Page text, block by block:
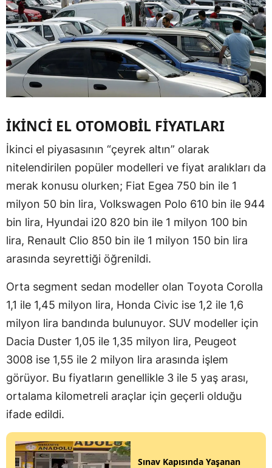
İKİNCİ EL OTOMOBİL FİYATLARI
İkinci el piyasasının “çeyrek altın” olarak
nitelendirilen popüler modelleri ve fiyat aralıkları da
merak konusu olurken; Fiat Egea 750 bin ile 1
milyon 50 bin lira, Volkswagen Polo 610 bin ile 944
bin lira, Hyundai i20 820 bin ile 1 milyon 100 bin
lira, Renault Clio 850 bin ile 1 milyon 150 bin lira
arasında seyrettiği öğrenildi.
Orta segment sedan modeller olan Toyota Corolla
1,1 ile 1,45 milyon lira, Honda Civic ise 1,2 ile 1,6
milyon lira bandında bulunuyor. SUV modeller için
Dacia Duster 1,05 ile 1,35 milyon lira, Peugeot
3008 ise 1,55 ile 2 milyon lira arasında işlem
görüyor. Bu fiyatların genellikle 3 ile 5 yaş arası,
ortalama kilometreli araçlar için geçerli olduğu
ifade edildi.
Sınav Kapısında Yaşanan